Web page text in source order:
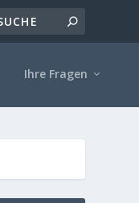
Ihre Fragen